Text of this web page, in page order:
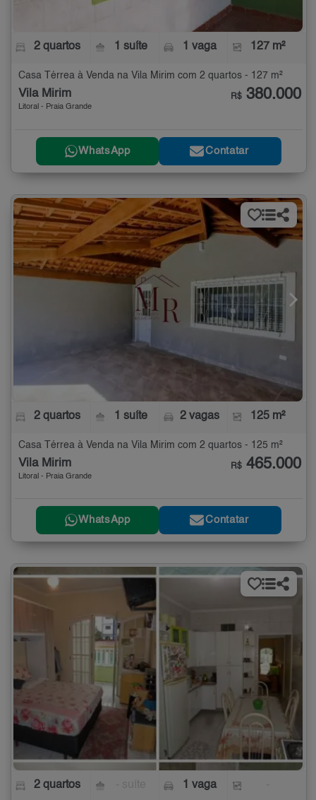
2 quartos 1 suíte 1 vaga 127 m²
Casa Térrea à Venda na Vila Mirim com 2 quartos - 127 m²
Vila Mirim
Litoral - Praia Grande
R$ 380.000
WhatsApp Contatar
2 quartos 1 suíte 2 vagas 125 m²
Casa Térrea à Venda na Vila Mirim com 2 quartos - 125 m²
Vila Mirim
Litoral - Praia Grande
R$ 465.000
WhatsApp Contatar
2 quartos 1 vaga